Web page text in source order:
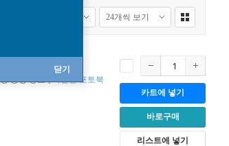
닫기
증정 종료 [버전별 포토북
카트에 넣기
바로구매
리스트에 넣기